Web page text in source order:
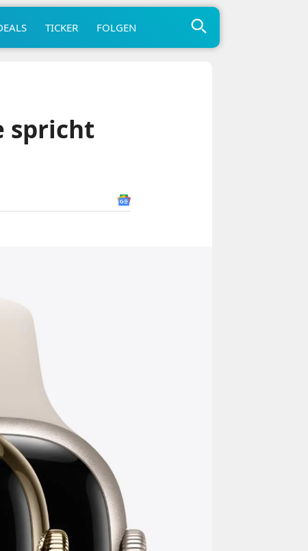
TICKER FOLGEN
spricht